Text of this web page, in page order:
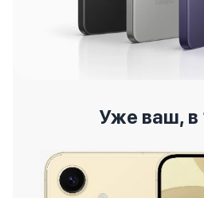
Уже ваш, в